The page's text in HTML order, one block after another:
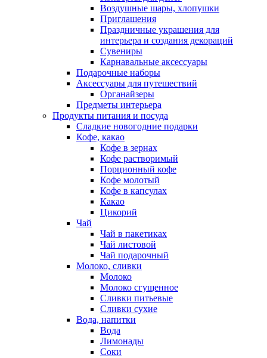
Воздушные шары, хлопушки
Приглашения
Праздничные украшения для
интерьера и создания декораций
Сувениры
Карнавальные аксессуары
Подарочные наборы
Аксессуары для путешествий
Органайзеры
Предметы интерьера
Продукты питания и посуда
Сладкие новогодние подарки
Кофе, какао
Кофе в зернах
Кофе растворимый
Порционный кофе
Кофе молотый
Кофе в капсулах
Какао
Цикорий
Чай
Чай в пакетиках
Чай листовой
Чай подарочный
Молоко, сливки
Молоко
Молоко сгущенное
Сливки питьевые
Сливки сухие
Вода, напитки
Вода
Лимонады
Соки